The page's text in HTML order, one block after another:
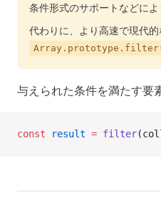
条件形式のサポートなどによ
代わりに、より高速で現代的
与えられた条件を満たす要
const result = filter